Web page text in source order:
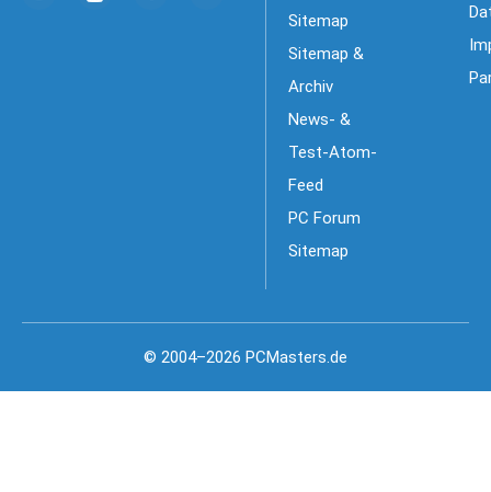
Sitemap
Sitemap &
Archiv
News- &
Test-Atom-
Feed
PC Forum
Sitemap
© 2004–2026 PCMasters.de